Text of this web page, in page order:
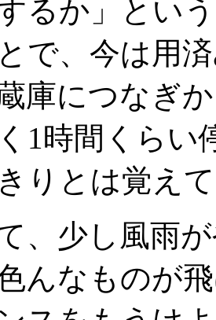
るか」とい
で、今は用
庫につなぎ
1時間くらい
りとは覚え
、少し風雨
んなものが